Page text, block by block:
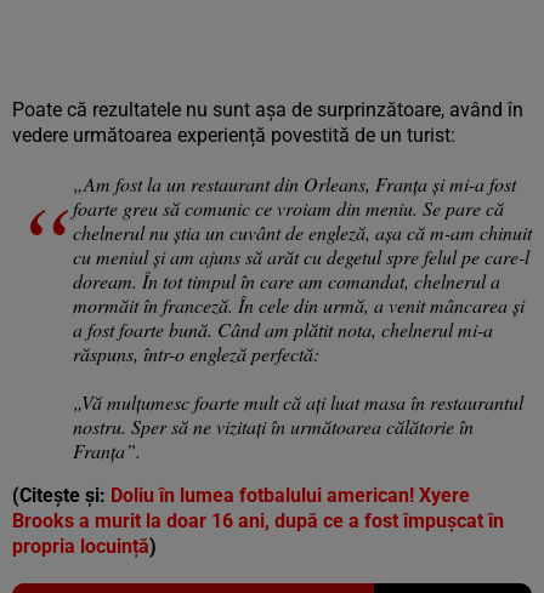
Poate că rezultatele nu sunt așa de surprinzătoare, având în
vedere următoarea experiență povestită de un turist:
„Am fost la un restaurant din Orleans, Franța și mi-a fost
foarte greu să comunic ce vroiam din meniu. Se pare că
chelnerul nu știa un cuvânt de engleză, așa că m-am chinuit
cu meniul și am ajuns să arăt cu degetul spre felul pe care-l
doream. În tot timpul în care am comandat, chelnerul a
mormăit în franceză. În cele din urmă, a venit mâncarea și
a fost foarte bună. Când am plătit nota, chelnerul mi-a
răspuns, într-o engleză perfectă:
„Vă mulțumesc foarte mult că ați luat masa în restaurantul
nostru. Sper să ne vizitați în următoarea călătorie în
Franța”.
(Citește și: Doliu în lumea fotbalului american! Xyere
Brooks a murit la doar 16 ani, după ce a fost împușcat în
propria locuință)